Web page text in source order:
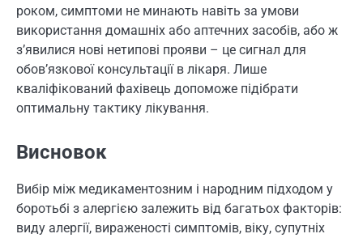
роком, симптоми не минають навіть за умови
використання домашніх або аптечних засобів, або ж
з’явилися нові нетипові прояви – це сигнал для
обов’язкової консультації в лікаря. Лише
кваліфікований фахівець допоможе підібрати
оптимальну тактику лікування.
Висновок
Вибір між медикаментозним і народним підходом у
боротьбі з алергією залежить від багатьох факторів:
виду алергії, вираженості симптомів, віку, супутніх